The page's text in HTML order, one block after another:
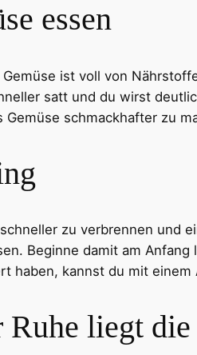
essen
ist voll von
satt und du wirst
Gemüse schmackhafter zu
zu verbrennen und
Beginne damit am
haben, kannst du mit
Ruhe liegt